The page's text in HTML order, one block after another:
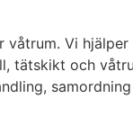
våtrum. Vi
tätskikt och